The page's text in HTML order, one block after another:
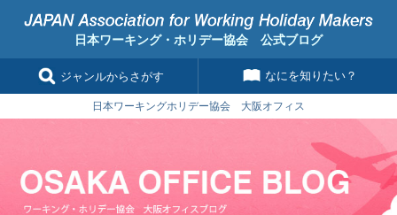
日本ワーキング・ホリデー協会 公式ブログ
ジャンルからさがす なにを知りたい？
日本ワーキングホリデー協会 大阪オフィス